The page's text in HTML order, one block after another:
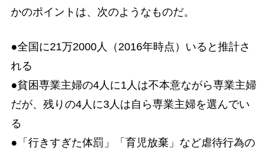
かのポイントは、次のようなものだ。
●全国に21万2000人（2016年時点）いると推計さ
れる
●貧困専業主婦の4人に1人は不本意ながら専業主婦
だが、残りの4人に3人は自ら専業主婦を選んでい
る
●「行きすぎた体罰」「育児放棄」など虐待行為の